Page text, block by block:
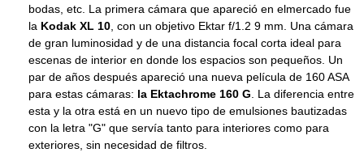
bodas, etc. La primera cámara que apareció en elmercado fue
la Kodak XL 10 , con un objetivo Ektar f/1.2 9 mm. Una cámara
de gran luminosidad y de una distancia focal corta ideal para
escenas de interior en donde los espacios son pequeños. Un
par de años después apareció una nueva película de 160 ASA
para estas cámaras: la Ektachrome 160 G . La diferencia entre
esta y la otra está en un nuevo tipo de emulsiones bautizadas
con la letra "G" que servía tanto para interiores como para
exteriores, sin necesidad de filtros.